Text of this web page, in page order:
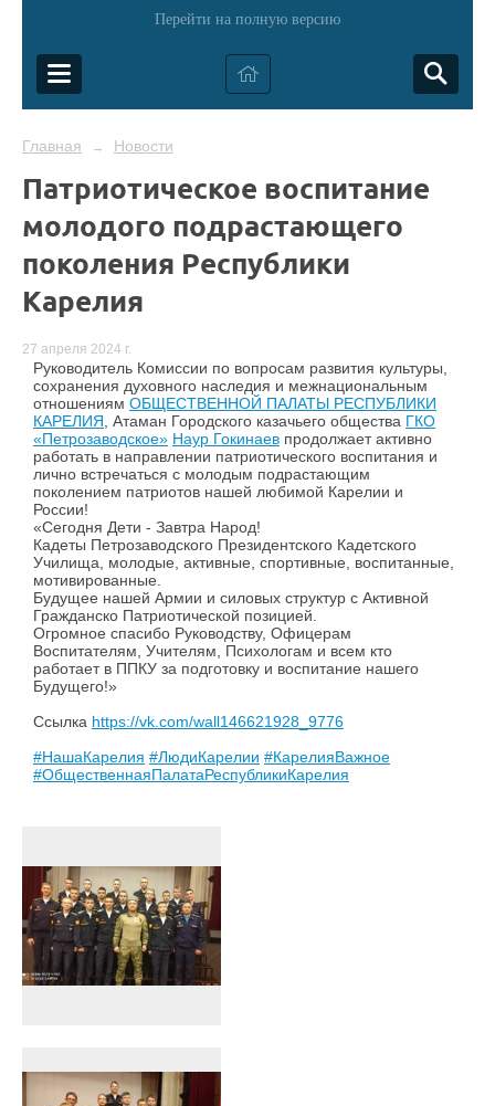
Перейти на полную версию
Главная → Новости
Патриотическое воспитание
молодого подрастающего
поколения Республики
Карелия
27 апреля 2024 г.
Руководитель Комиссии по вопросам развития культуры,
сохранения духовного наследия и межнациональным
отношениям ОБЩЕСТВЕННОЙ ПАЛАТЫ РЕСПУБЛИКИ
КАРЕЛИЯ, Атаман Городского казачьего общества ГКО
«Петрозаводское» Наур Гокинаев продолжает активно
работать в направлении патриотического воспитания и
лично встречаться с молодым подрастающим
поколением патриотов нашей любимой Карелии и
России!
«Сегодня Дети - Завтра Народ!
Кадеты Петрозаводского Президентского Кадетского
Училища, молодые, активные, спортивные, воспитанные,
мотивированные.
Будущее нашей Армии и силовых структур с Активной
Гражданско Патриотической позицией.
Огромное спасибо Руководству, Офицерам
Воспитателям, Учителям, Психологам и всем кто
работает в ППКУ за подготовку и воспитание нашего
Будущего!»
Ссылка https://vk.com/wall146621928_9776
#НашаКарелия #ЛюдиКарелии #КарелияВажное
#ОбщественнаяПалатаРеспубликиКарелия